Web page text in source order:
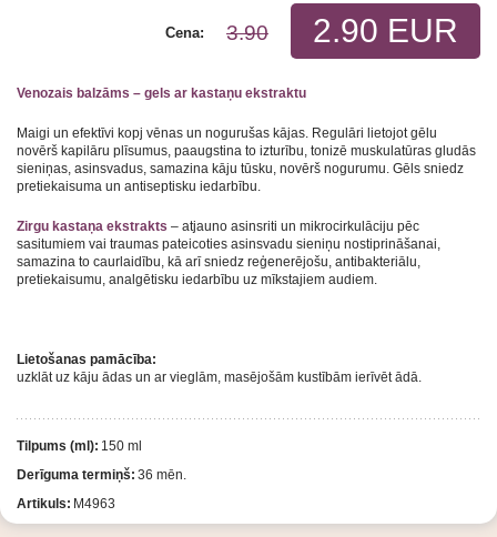
2.90 EUR
3.90
Cena:
Venozais balzāms – gels ar kastaņu ekstraktu
Maigi un efektīvi kopj vēnas un nogurušas kājas. Regulāri lietojot gēlu
novērš kapilāru plīsumus, paaugstina to izturību, tonizē muskulatūras gludās
sieniņas, asinsvadus, samazina kāju tūsku, novērš nogurumu. Gēls sniedz
pretiekaisuma un antiseptisku iedarbību.
Zirgu kastaņa ekstrakts – atjauno asinsriti un mikrocirkulāciju pēc
sasitumiem vai traumas pateicoties asinsvadu sieniņu nostiprināšanai,
samazina to caurlaidību, kā arī sniedz reģenerējošu, antibakteriālu,
pretiekaisumu, analgētisku iedarbību uz mīkstajiem audiem.
Lietošanas pamācība:
uzklāt uz kāju ādas un ar vieglām, masējošām kustībām ierīvēt ādā.
Tilpums (ml): 150 ml
Derīguma termiņš: 36 mēn.
Artikuls: М4963